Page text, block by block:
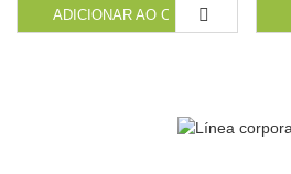
ADICIONAR AO CARRINHO